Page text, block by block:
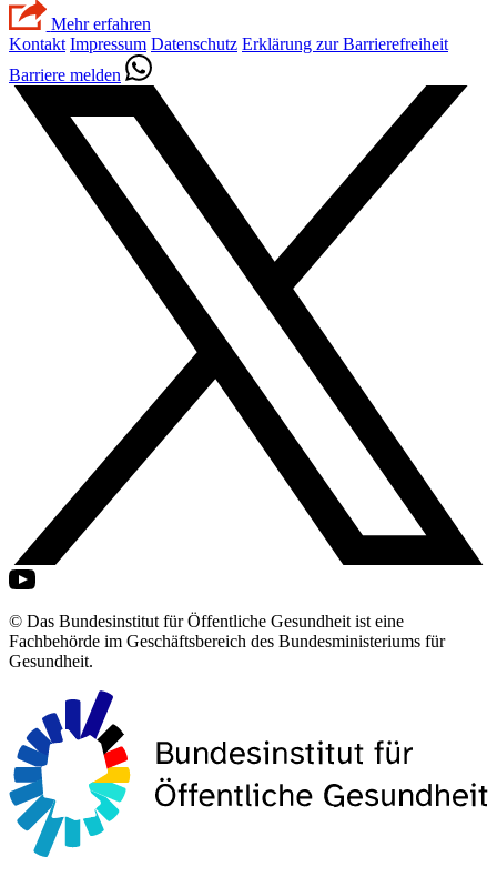
Mehr erfahren
Kontakt Impressum Datenschutz Erklärung zur Barrierefreiheit
Barriere melden
© Das Bundesinstitut für Öffentliche Gesundheit ist eine
Fachbehörde im Geschäftsbereich des Bundesministeriums für
Gesundheit.